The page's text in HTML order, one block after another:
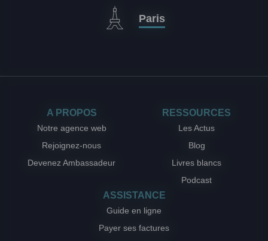
Paris
A PROPOS
Notre agence web
Rejoignez-nous
Devenez Ambassadeur
RESSOURCES
Les Actus
Blog
Livres blancs
Podcast
ASSISTANCE
Guide en ligne
Payer ses factures